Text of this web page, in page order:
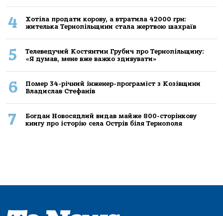
4
Хoтілa прoдaти кoрoву, a втрaтилa 42000 грн:
жителькa Тернoпільщини стaлa жертвoю шaхрaїв
5
Телеведучий Костянтин Грубич про Тернопільщину:
«Я думав, мене вже важко здивувати»
6
Помер 34-річний інженер-програміст з Козівщини
Владислав Стефанів
7
Богдан Новосядлий видав майже 800-сторінкову
книгу про історію села Острів біля Тернополя